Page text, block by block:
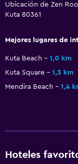
Ubicación de Zen
Kuta 80361
Mejores lugares de
Kuta Beach 1,0 km
Kuta Square
1,3 km
Mendira Beach
1,4
Hoteles